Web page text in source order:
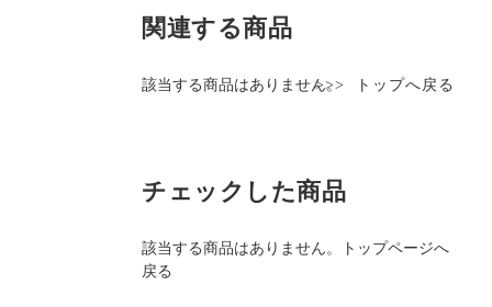
関連する商品
該当する商品はありません。
>>> トップへ戻る
チェックした商品
該当する商品はありません。
トップページへ
戻る